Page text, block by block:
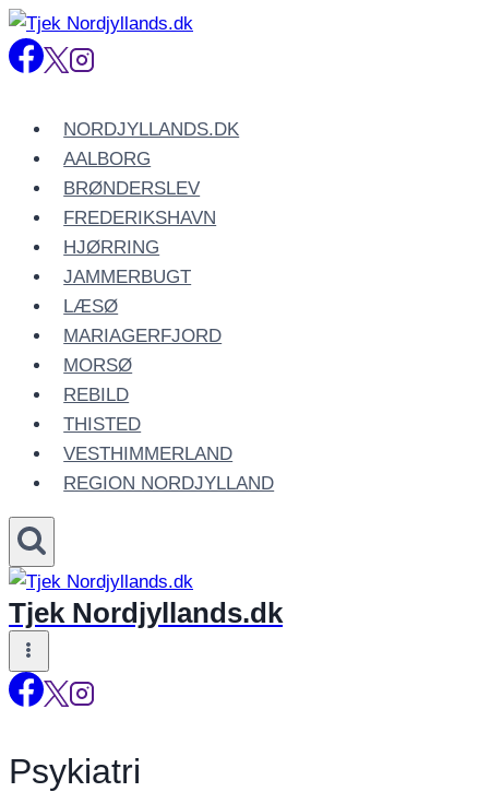
Fortsæt
til
NORDJYLLANDS.DK
AALBORG
BRØNDERSLEV
FREDERIKSHAVN
HJØRRING
JAMMERBUGT
LÆSØ
MARIAGERFJORD
MORSØ
REBILD
THISTED
VESTHIMMERLAND
REGION NORDJYLLAND
Tjek Nordjyllands.dk
Psykiatri